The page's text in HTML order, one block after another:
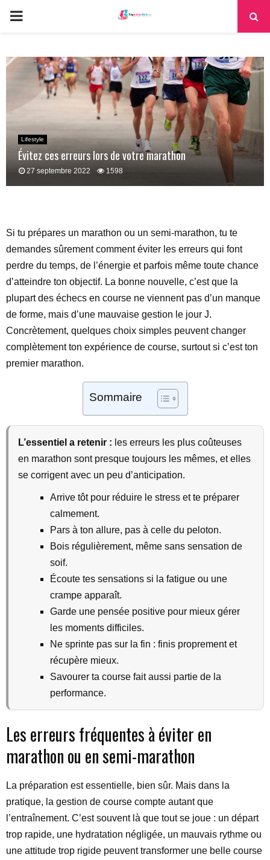
PRIMARY
Lifestyle
Évitez ces erreurs lors de votre marathon
27 septembre 2022 1598
Si tu prépares un marathon ou un semi-marathon, tu te
demandes sûrement comment éviter les erreurs qui font
perdre du temps, de l’énergie et parfois même toute chance
d’atteindre ton objectif. La bonne nouvelle, c’est que la
plupart des échecs en course ne viennent pas d’un manque
de forme, mais d’une mauvaise gestion le jour J.
Concrètement, quelques choix simples peuvent changer
complètement ton expérience de course, surtout si c’est ton
premier marathon.
Sommaire
L’essentiel a retenir : les erreurs les plus coûteuses
en marathon sont presque toujours les mêmes, et elles
se corrigent avec un peu d’anticipation.
Arrive tôt pour réduire le stress et te préparer
calmement.
Pars à ton allure, pas à celle du peloton.
Bois régulièrement, même sans sensation de
soif.
Écoute tes sensations si la fatigue ou une
crampe apparaît.
Garde une pensée positive pour mieux gérer
les moments difficiles.
Ne sprinte pas sur la fin : finis proprement et
récupère mieux.
Savourer ta course fait aussi partie de la
performance.
Les erreurs fréquentes à éviter en
marathon ou en semi-marathon
La préparation est essentielle, bien sûr. Mais dans la
pratique, la gestion de course compte autant que
l’entraînement. C’est souvent là que tout se joue : un départ
trop rapide, une hydratation négligée, un mauvais rythme ou
une attitude trop rigide peuvent transformer une belle course